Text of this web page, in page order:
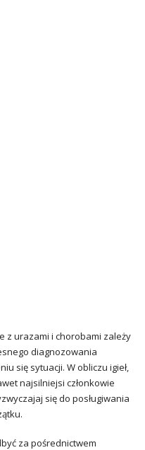
z urazami i chorobami zależy
diagnozowania
się sytuacji. W obliczu igieł,
najsilniejsi członkowie
się do posługiwania
za pośrednictwem